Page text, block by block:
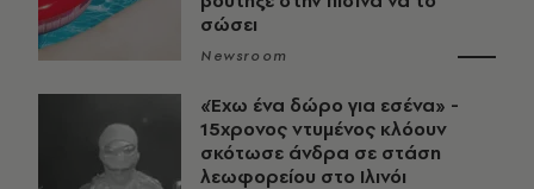
σώσει
Newsroom
«Έχω ένα δώρο για εσένα» -
15χρονος ντυμένος κλόουν
σκότωσε άνδρα σε στάση
λεωφορείου στο Ιλινόι